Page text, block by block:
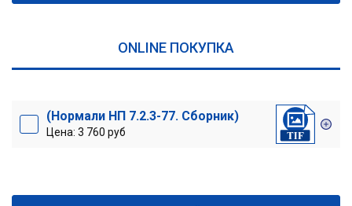
ONLINE ПОКУПКА
(Нормали НП 7.2.3-77. Сборник)
Цена: 3 760 руб